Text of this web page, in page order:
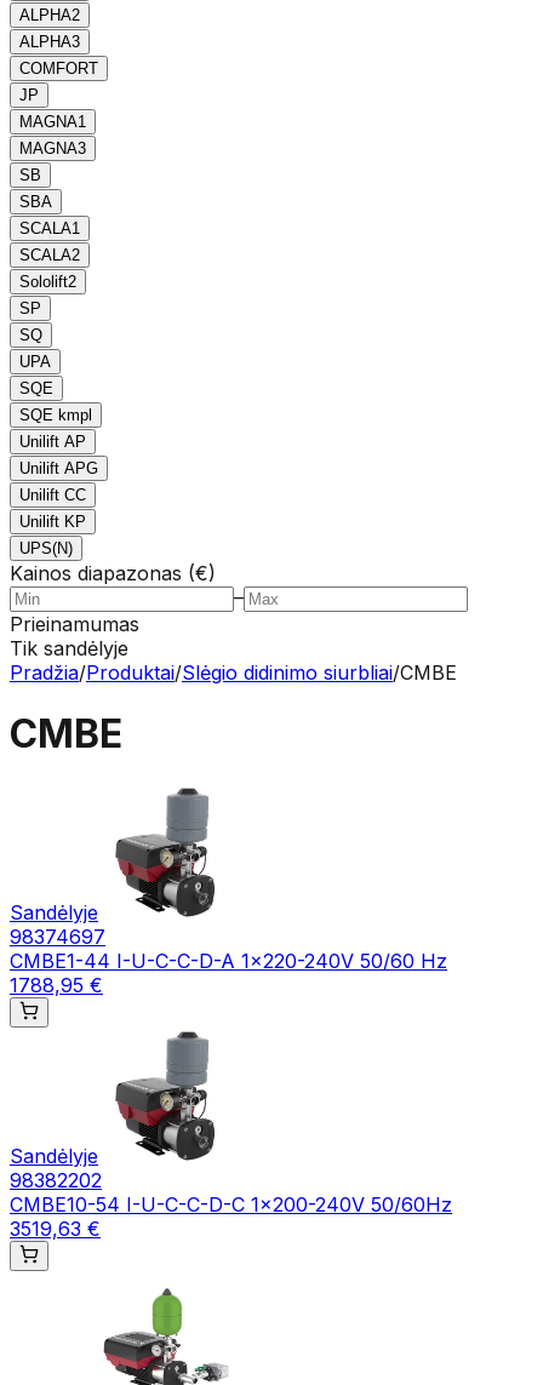
ALPHA2
ALPHA3
COMFORT
JP
MAGNA1
MAGNA3
SB
SBA
SCALA1
SCALA2
Sololift2
SP
SQ
UPA
SQE
SQE kmpl
Unilift AP
Unilift APG
Unilift CC
Unilift KP
UPS(N)
Kainos diapazonas (€)
–
Prieinamumas
Tik sandėlyje
Pradžia/Produktai/Slėgio didinimo siurbliai/CMBE
CMBE
Sandėlyje
98374697
CMBE1-44 I-U-C-C-D-A 1x220-240V 50/60 Hz
1788,95 €
Sandėlyje
98382202
CMBE10-54 I-U-C-C-D-C 1x200-240V 50/60Hz
3519,63 €